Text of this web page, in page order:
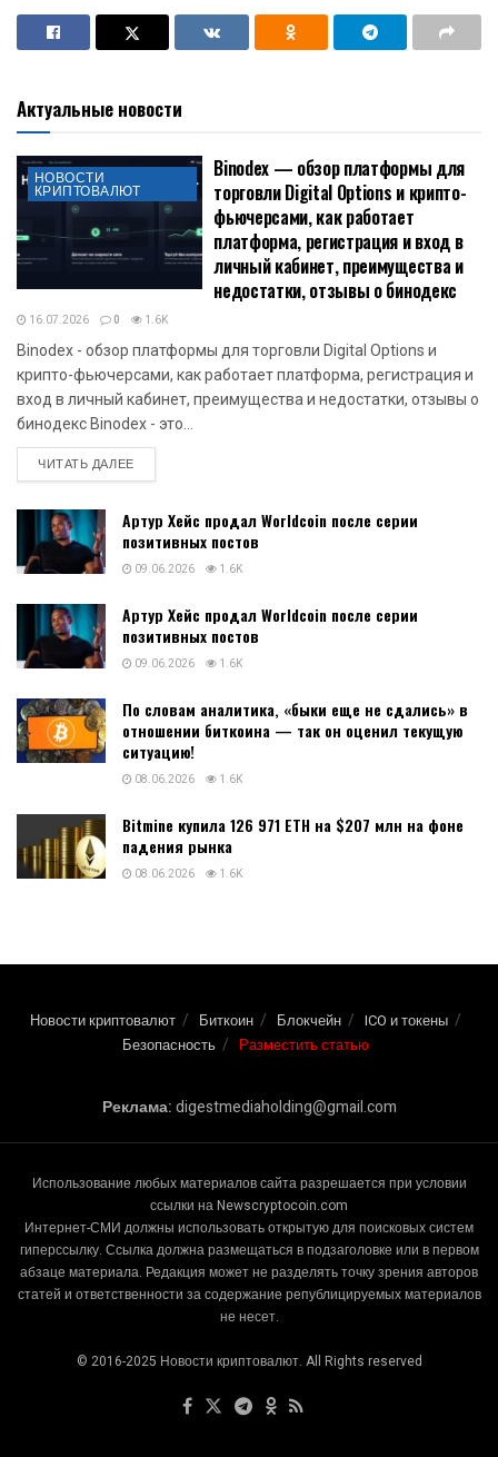
Актуальные новости
НОВОСТИ
КРИПТОВАЛЮТ
Binodex — обзор платформы для
торговли Digital Options и крипто-
фьючерсами, как работает
платформа, регистрация и вход в
личный кабинет, преимущества и
недостатки, отзывы о бинодекс
16.07.2026 0 1.6K
Binodex - обзор платформы для торговли Digital Options и
крипто-фьючерсами, как работает платформа, регистрация и
вход в личный кабинет, преимущества и недостатки, отзывы о
бинодекс Binodex - это...
ЧИТАТЬ ДАЛЕЕDETAILS
Артур Хейс продал Worldcoin после серии
позитивных постов
09.06.2026 1.6K
Артур Хейс продал Worldcoin после серии
позитивных постов
09.06.2026 1.6K
По словам аналитика, «быки еще не сдались» в
отношении биткоина — так он оценил текущую
ситуацию!
08.06.2026 1.6K
Bitmine купила 126 971 ETH на $207 млн на фоне
падения рынка
08.06.2026 1.6K
Новости криптовалют Биткоин Блокчейн
ICO и токены
Безопасность
Разместить статью
Реклама:digestmediaholding@gmail.com
Использование любых материалов сайта разрешается при условии
ссылки на Newscryptocoin.com
Интернет-СМИ должны использовать открытую для поисковых систем
гиперссылку. Ссылка должна размещаться в подзаголовке или в первом
абзаце материала. Редакция может не разделять точку зрения авторов
статей и ответственности за содержание републицируемых материалов
не несет.
© 2016-2025 Новости криптовалют. All Rights reserved